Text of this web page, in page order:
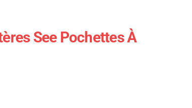
See Pochettes À